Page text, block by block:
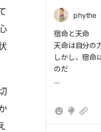
phythe
もっと読む
宿命と天命
天命は自分の
しかし、宿命
のだ
的に把握でき